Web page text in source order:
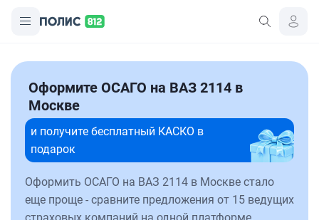
Оформите ОСАГО на ВАЗ 2114 в
Москве
и получите бесплатный КАСКО в
подарок
Оформить ОСАГО на ВАЗ 2114 в Москве стало
еще проще - сравните предложения от 15 ведущих